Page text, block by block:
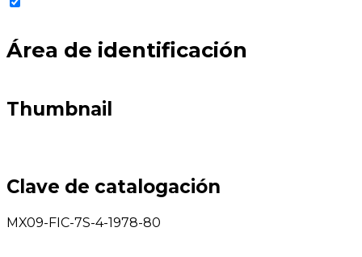
Área de identificación
Thumbnail
Clave de catalogación
MX09-FIC-7S-4-1978-80